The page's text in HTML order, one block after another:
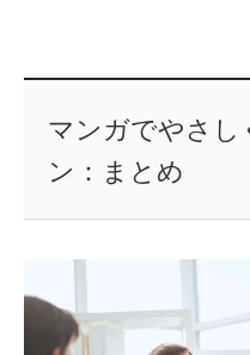
マンガでやさし
ン：まとめ